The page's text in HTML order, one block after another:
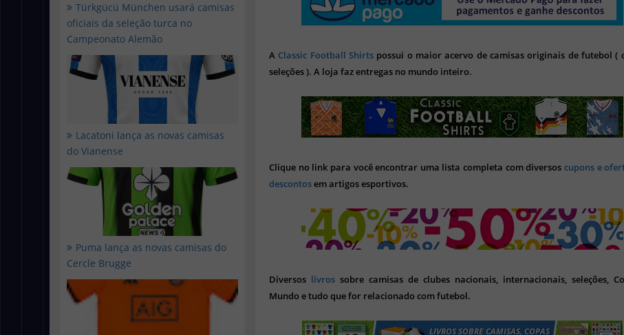
Türkgücü München usará camisas
oficiais da seleção turca no
Campeonato Alemão
Lacatoni lança as novas camisas
do Vianense
Puma lança as novas camisas do
Cercle Brugge
A Classic Football Shirts possui o maior acervo de camisas originais de futebol (
seleções ). A loja faz entregas no mundo inteiro.
Clique no link para você encontrar uma lista completa com diversoscupons e
descontosem artigos esportivos.
Diversos livros sobre camisas de clubes nacionais, internacionais, seleções,
Mundo e tudo que for relacionado com futebol.